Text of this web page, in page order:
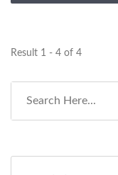
Result 1 - 4 of 4